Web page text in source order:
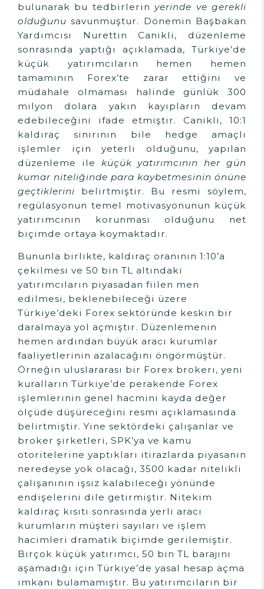
bulunarak bu tedbirlerin yerinde ve gerekli
olduğunu savunmuştur. Dönemin Başbakan
Yardımcısı Nurettin Canikli, düzenleme
sonrasında yaptığı açıklamada, Türkiye’de
küçük yatırımcıların hemen hemen
tamamının Forex’te zarar ettiğini ve
müdahale olmaması halinde günlük 300
milyon dolara yakın kayıpların devam
edebileceğini ifade etmiştir. Canikli, 10:1
kaldıraç sınırının bile hedge amaçlı
işlemler için yeterli olduğunu, yapılan
düzenleme ile küçük yatırımcının her gün
kumar niteliğinde para kaybetmesinin önüne
geçtiklerini belirtmiştir. Bu resmi söylem,
regülasyonun temel motivasyonunun küçük
yatırımcının korunması olduğunu net
biçimde ortaya koymaktadır.
Bununla birlikte, kaldıraç oranının 1:10’a
çekilmesi ve 50 bin TL altındaki
yatırımcıların piyasadan fiilen men
edilmesi, beklenebileceği üzere
Türkiye’deki Forex sektöründe keskin bir
daralmaya yol açmıştır. Düzenlemenin
hemen ardından büyük aracı kurumlar
faaliyetlerinin azalacağını öngörmüştür.
Örneğin uluslararası bir Forex brokerı, yeni
kuralların Türkiye’de perakende Forex
işlemlerinin genel hacmini kayda değer
ölçüde düşüreceğini resmi açıklamasında
belirtmiştir. Yine sektördeki çalışanlar ve
broker şirketleri, SPK’ya ve kamu
otoritelerine yaptıkları itirazlarda piyasanın
neredeyse yok olacağı, 3500 kadar nitelikli
çalışanının işsiz kalabileceği yönünde
endişelerini dile getirmiştir. Nitekim
kaldıraç kısıtı sonrasında yerli aracı
kurumların müşteri sayıları ve işlem
hacimleri dramatik biçimde gerilemiştir.
Birçok küçük yatırımcı, 50 bin TL barajını
aşamadığı için Türkiye’de yasal hesap açma
imkanı bulamamıştır. Bu yatırımcıların bir